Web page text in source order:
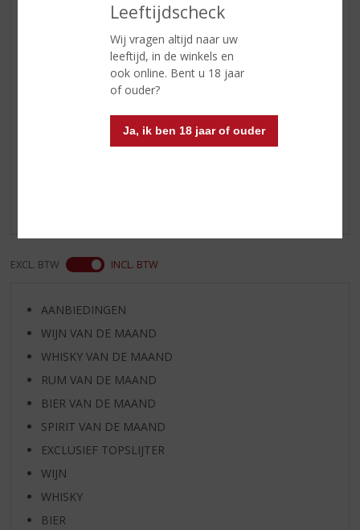
Leeftijdscheck
Wij vragen altijd naar uw
leeftijd, in de winkels en
ook online. Bent u 18 jaar
of ouder?
Ja, ik ben 18 jaar of ouder
Reviews
Schrijf een review
EXCL. BTW INCL. BTW
AANBIEDINGEN
WIJN VAN DE MAAND
WHISKY VAN DE MAAND
RUM VAN DE MAAND
BIER VAN DE MAAND
SPIRIT VAN DE MAAND
EXCLUSIEF TOPSLIJTER
WIJN
WHISKY
BIER